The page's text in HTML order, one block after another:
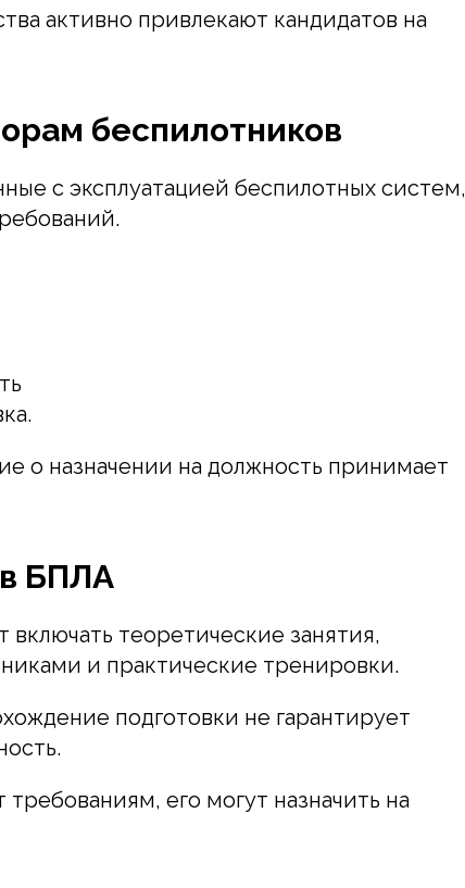
активно привлекают кандидатов на
беспилотников
с эксплуатацией беспилотных систем,
о назначении на должность принимает
БПЛА
теоретические занятия,
и практические тренировки.
подготовки не гарантирует
его могут назначить на